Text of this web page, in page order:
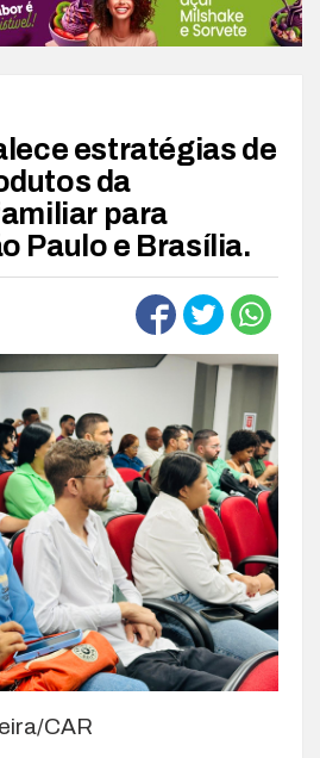
estratégias de
da
para
Paulo e Brasília.
CAR